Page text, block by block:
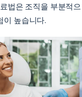
법은 조직을 부분적으
이 높습니다.